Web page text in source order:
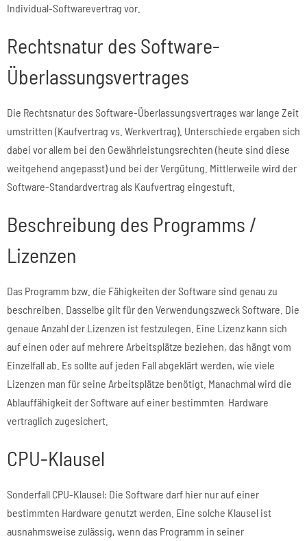
Individual-Softwarevertrag vor.
Rechtsnatur des Software-
Überlassungsvertrages
Die Rechtsnatur des Software-Überlassungsvertrages war lange Zeit
umstritten (Kaufvertrag vs. Werkvertrag). Unterschiede ergaben sich
dabei vor allem bei den Gewährleistungsrechten (heute sind diese
weitgehend angepasst) und bei der Vergütung. Mittlerweile wird der
Software-Standardvertrag als Kaufvertrag eingestuft.
Beschreibung des Programms /
Lizenzen
Das Programm bzw. die Fähigkeiten der Software sind genau zu
beschreiben. Dasselbe gilt für den Verwendungszweck Software. Die
genaue Anzahl der Lizenzen ist festzulegen. Eine Lizenz kann sich
auf einen oder auf mehrere Arbeitsplätze beziehen, das hängt vom
Einzelfall ab. Es sollte auf jeden Fall abgeklärt werden, wie viele
Lizenzen man für seine Arbeitsplätze benötigt. Manachmal wird die
Ablauffähigkeit der Software auf einer bestimmten Hardware
vertraglich zugesichert.
CPU-Klausel
Sonderfall CPU-Klausel: Die Software darf hier nur auf einer
bestimmten Hardware genutzt werden. Eine solche Klausel ist
ausnahmsweise zulässig, wenn das Programm in seiner